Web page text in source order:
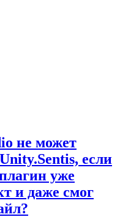
не может
если
уже
и даже смог